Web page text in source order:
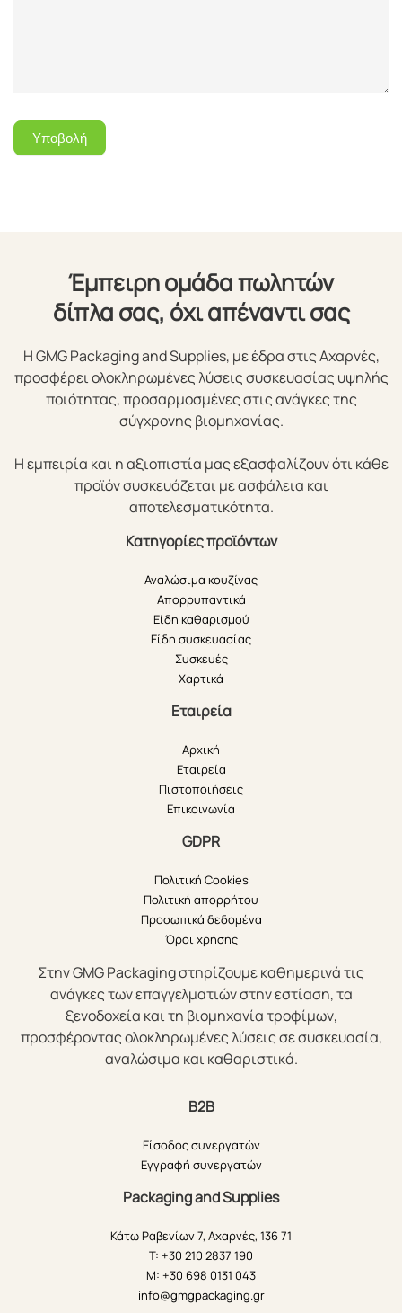
Υποβολή
Έμπειρη ομάδα πωλητών
δίπλα σας, όχι απέναντι σας
Η GMG Packaging and Supplies, με έδρα στις Αχαρνές,
προσφέρει ολοκληρωμένες λύσεις συσκευασίας υψηλής
ποιότητας, προσαρμοσμένες στις ανάγκες της
σύγχρονης βιομηχανίας.
Η εμπειρία και η αξιοπιστία μας εξασφαλίζουν ότι κάθε
προϊόν συσκευάζεται με ασφάλεια και
αποτελεσματικότητα.
Κατηγορίες προϊόντων
Αναλώσιμα κουζίνας
Απορρυπαντικά
Είδη καθαρισμού
Είδη συσκευασίας
Συσκευές
Χαρτικά
Εταιρεία
Αρχική
Εταιρεία
Πιστοποιήσεις
Επικοινωνία
GDPR
Πολιτική Cookies
Πολιτική απορρήτου
Προσωπικά δεδομένα
Όροι χρήσης
Στην GMG Packaging στηρίζουμε καθημερινά τις
ανάγκες των επαγγελματιών στην εστίαση, τα
ξενοδοχεία και τη βιομηχανία τροφίμων,
προσφέροντας ολοκληρωμένες λύσεις σε συσκευασία,
αναλώσιμα και καθαριστικά.
B2B
Είσοδος συνεργατών
Εγγραφή συνεργατών
Packaging and Supplies
Κάτω Ραβενίων 7, Αχαρνές, 136 71
T: +30 210 2837 190
M: +30 698 0131 043
info@gmgpackaging.gr